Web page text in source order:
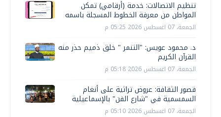
تنظيم الاتصالات: خدمة (أرقامي) تمكن
المواطن من معرفة الخطوط المسجلة باسمه
الجمعة، 07 اغسطس 2026 05:25 م
د. محمود عويس: "التنمر " خلق ذميم حذر منه
القرآن الكريم
الجمعة، 07 اغسطس 2026 05:18 م
قصور الثقافة: عروض تراثية على أنغام
السمسمية في "شارع الفن" بالإسماعيلية
الجمعة، 07 اغسطس 2026 05:10 م